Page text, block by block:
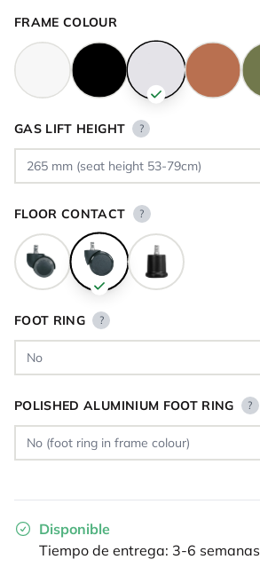
FRAME COLOUR
GAS LIFT HEIGHT ?
FLOOR CONTACT ?
FOOT RING ?
POLISHED ALUMINIUM FOOT RING ?
Disponible
Tiempo de entrega: 3-6 semanas